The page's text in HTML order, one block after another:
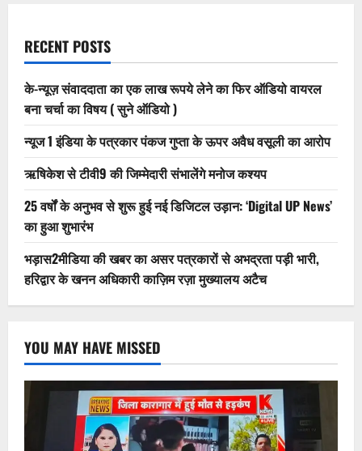
RECENT POSTS
के-न्यूज़ संवाददाता का एक लाख रूपये लेने का फिर ऑडियो वायरल
बना चर्चा का विषय ( सुने ऑडियो )
न्यूज 1 इंडिया के पत्रकार पंकज गुप्ता के ऊपर अवैध वसूली का आरोप
ऋषिकेश से टीवी9 की जिम्मेदारी संभालेंगे मनोज कश्यप
25 वर्षों के अनुभव से शुरू हुई नई डिजिटल उड़ान: ‘Digital UP News’
का हुआ शुभारंभ
भड़ास2मीडिया की खबर का असर पत्रकारों से अभद्रता पड़ी भारी,
हरिद्वार के खनन अधिकारी काज़िम रज़ा मुख्यालय अटैच
YOU MAY HAVE MISSED